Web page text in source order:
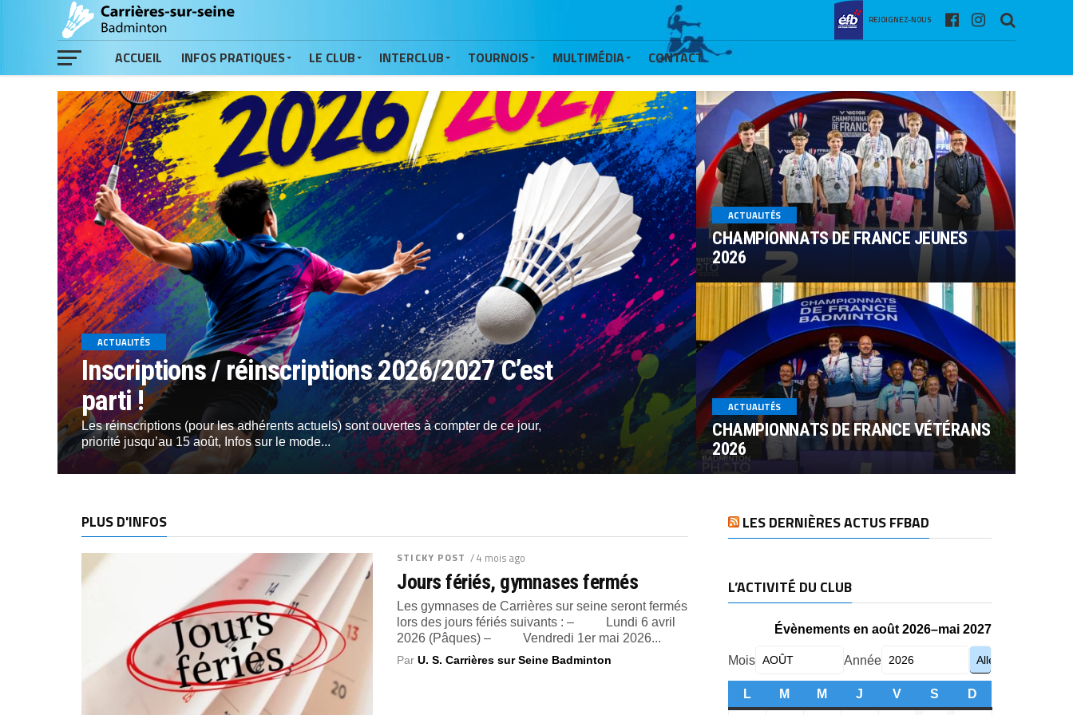
REJOIGNEZ-NOUS
ACCUEIL INFOS PRATIQUES LE CLUB INTERCLUB TOURNOIS MULTIMÉDIA CONTACT
ACTUALITÉS
Inscriptions / réinscriptions 2026/2027 C’est
parti !
Les réinscriptions (pour les adhérents actuels) sont ouvertes à compter de ce jour,
priorité jusqu’au 15 août, Infos sur le mode...
ACTUALITÉS
CHAMPIONNATS DE FRANCE JEUNES
2026
ACTUALITÉS
CHAMPIONNATS DE FRANCE VÉTÉRANS
2026
PLUS D'INFOS
STICKY POST / 4 mois ago
Jours fériés, gymnases fermés
Les gymnases de Carrières sur seine seront fermés
lors des jours fériés suivants : – Lundi 6 avril
2026 (Pâques) – Vendredi 1er mai 2026...
ParU. S. Carrières sur Seine Badminton
LES DERNIÈRES ACTUS FFBAD
L’ACTIVITÉ DU CLUB
Évènements en août 2026–mai 2027
Mois Année
LLUNDI
M MARDI
M MERCREDI
J JEUDI
V VENDREDI
S SAMEDI
D